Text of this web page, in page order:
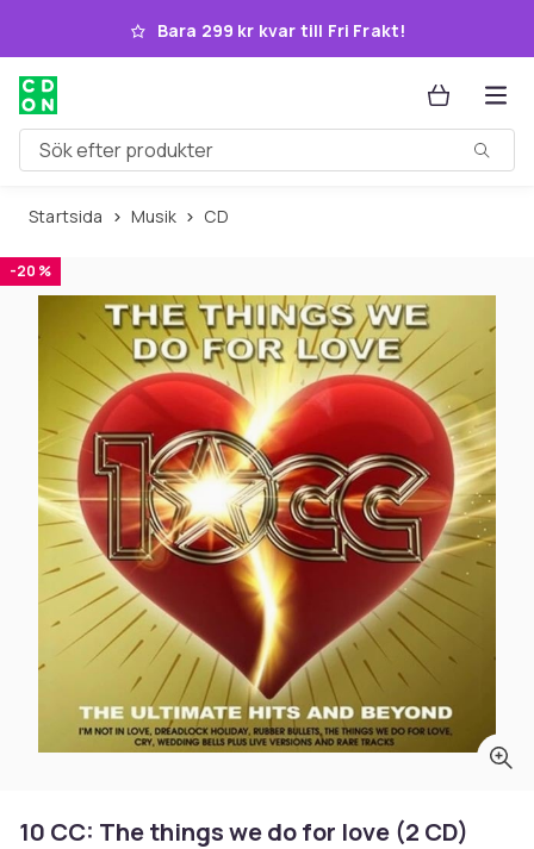
Hoppa till huvudinnehållet
Bara 299 kr kvar till Fri Frakt!
Sök efter produkter
Startsida Musik CD
-20 %
10 CC: The things we do for love (2 CD)